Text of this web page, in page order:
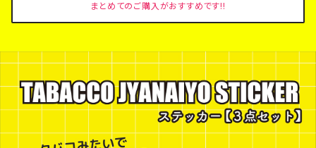
まとめてのご購入がおすすめです!!